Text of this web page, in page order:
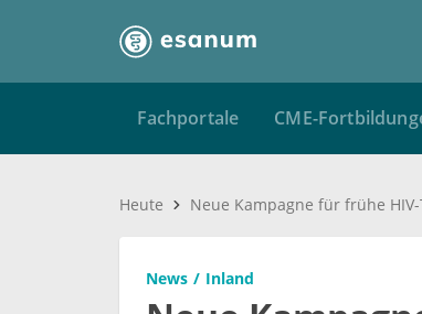
Fachportale CME-
Heute Neue Kampagne für frühe
News Inland